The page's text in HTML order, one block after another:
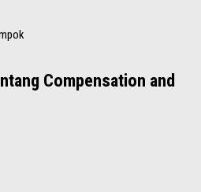
Compensation and